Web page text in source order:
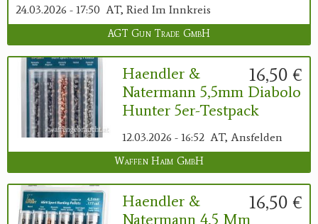
24.03.2026 - 17:50 AT, Ried Im Innkreis
AGT Gun Trade GmbH
16,50 €
Haendler &
Natermann 5,5mm Diabolo
Hunter 5er-Testpack
12.03.2026 - 16:52 AT, Ansfelden
Waffen Haim GmbH
16,50 €
Haendler &
Natermann 4,5 Mm